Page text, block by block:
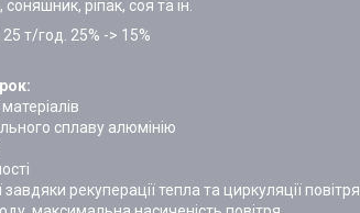
ріпак, соя та ін.
25 т/год. 25% -> 15%
сплаву алюмінію
рекуперації тепла та циркуляції повітря